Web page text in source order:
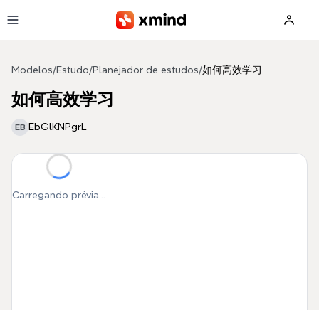
Modelos/Estudo/Planejador de estudos/如何高效学习
如何高效学习
EB EbGlKNPgrL
Carregando prévia...